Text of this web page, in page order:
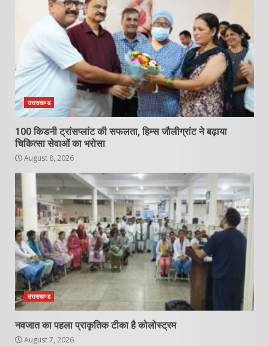
उत्तराखण्ड
100 किडनी ट्रांसप्लांट की सफलता, हिम्स जौलीग्रांट ने बढ़ाया
चिकित्सा सेवाओं का भरोसा
August 8, 2026
उत्तराखण्ड
नवजात का पहला प्राकृतिक टीका है कोलोस्ट्रम
August 7, 2026